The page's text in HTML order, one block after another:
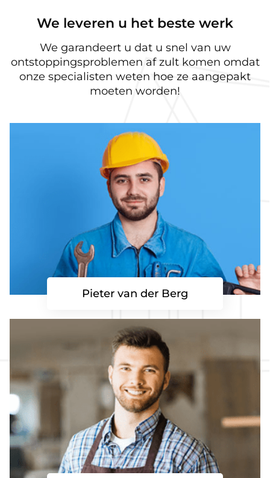
We leveren u het beste werk
We garandeert u dat u snel van uw
ontstoppingsproblemen af zult komen omdat
onze specialisten weten hoe ze aangepakt
moeten worden!
Pieter van der Berg